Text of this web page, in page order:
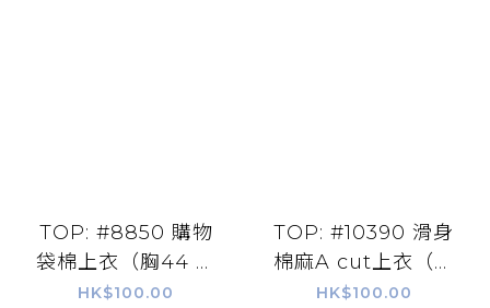
TOP: #8850 購物
袋棉上衣（胸44 長
23）
HK$100.00
TOP: #10390 滑身
棉麻A cut上衣（胸
43 腰44 長24）
HK$100.00